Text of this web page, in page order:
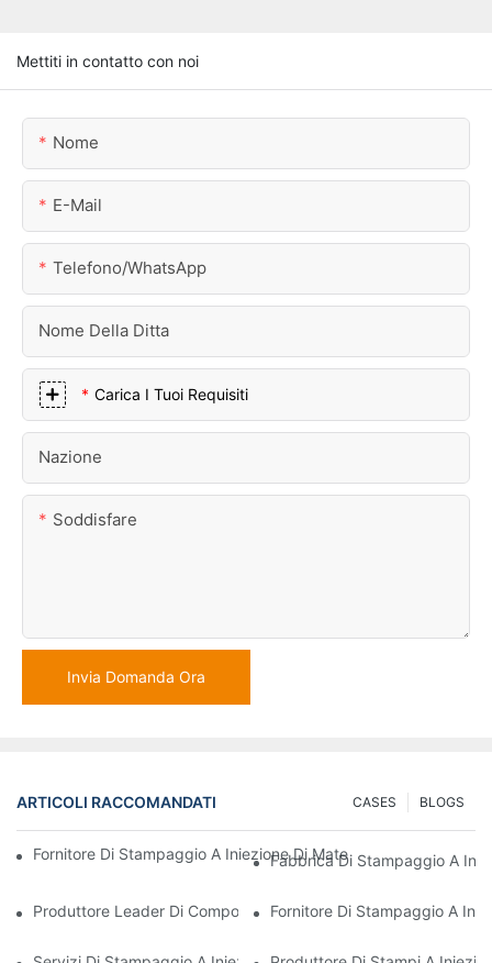
Mettiti in contatto con noi
Nome
E-Mail
Telefono/WhatsApp
Nome Della Ditta
Carica I Tuoi Requisiti
Nazione
Soddisfare
Invia Domanda Ora
ARTICOLI RACCOMANDATI BLOGS
CASES
Fornitore Di Stampaggio A Iniezione Di Materie Plastiche Con
Fabbrica Di Stampaggio A
Produttore Leader Di Componenti In Plastica Per I Settori
Fornitore Di Stampaggio A